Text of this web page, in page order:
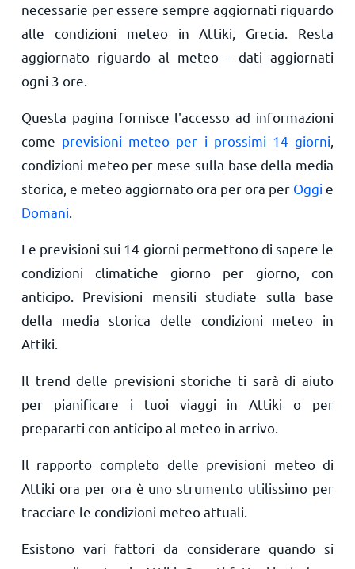
necessarie per essere sempre aggiornati riguardo
alle condizioni meteo in Attiki, Grecia. Resta
aggiornato riguardo al meteo - dati aggiornati
ogni 3 ore.
Questa pagina fornisce l'accesso ad informazioni
come previsioni meteo per i prossimi 14 giorni
condizioni meteo per mese sulla base della media
storica, e meteo aggiornato ora per ora per Oggi e
Domani
Le previsioni sui 14 giorni permettono di sapere le
condizioni climatiche giorno per giorno, con
anticipo. Previsioni mensili studiate sulla base
della media storica delle condizioni meteo in
Attiki.
Il trend delle previsioni storiche ti sarà di aiuto
per pianificare i tuoi viaggi in Attiki o per
prepararti con anticipo al meteo in arrivo.
Il rapporto completo delle previsioni meteo di
Attiki ora per ora è uno strumento utilissimo per
tracciare le condizioni meteo attuali.
Esistono vari fattori da considerare quando si